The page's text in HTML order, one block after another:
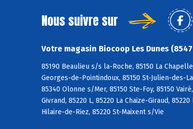
Nous suivre sur
Votre magasin Biocoop Les Dunes
85190 Beaulieu s/s la-Roche, 85150 La
Georges-de-Pointindoux, 85150 St-Julien-des-
85340 Olonne s/Mer, 85150 Ste-Foy, 85150
Givrand, 85220 L, 85220 La Chaize-Giraud,
Hilaire-de-Riez, 85220 St-Maixent s/Vie